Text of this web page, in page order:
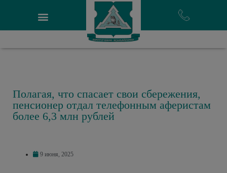
Полагая, что спасает свои сбережения,
пенсионер отдал телефонным аферистам
более 6,3 млн рублей
9 июня, 2025